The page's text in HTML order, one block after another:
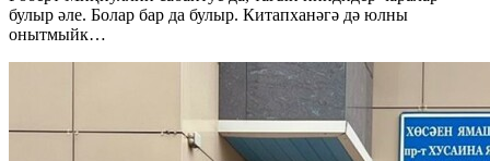
булыр әле. Болар бар да булыр. Китапханәгә дә юлны
онытмыйк…